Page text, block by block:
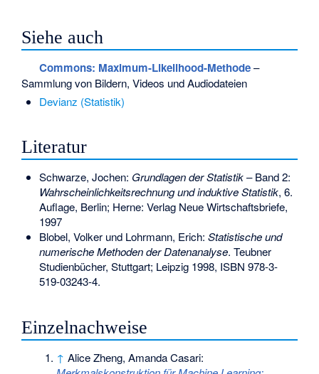
Siehe auch
Commons: Maximum-Likelihood-Methode–
Sammlung von Bildern, Videos und Audiodateien
Devianz (Statistik)
Literatur
Schwarze, Jochen: Grundlagen der Statistik– Band 2:
Wahrscheinlichkeitsrechnung und induktive Statistik, 6.
Auflage, Berlin; Herne: Verlag Neue Wirtschaftsbriefe,
1997
Blobel, Volker und Lohrmann, Erich: Statistische und
numerische Methoden der Datenanalyse. Teubner
Studienbücher, Stuttgart; Leipzig 1998, ISBN 978-3-
519-03243-4.
Einzelnachweise
↑ Alice Zheng, Amanda Casari: